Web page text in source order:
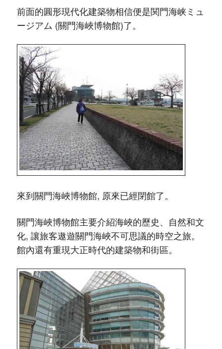
前面的圓形現代化建築物相信便是関門海峡ミュ
ージアム (關門海峽博物館)了。
來到關門海峽博物館, 原來已經閉館了。
關門海峽博物館主要介紹海峽的歷史、自然和文
化, 讓旅客遨遊關門海峽不可思議的時空之旅。
館內還有重現大正時代的建築物和街區。